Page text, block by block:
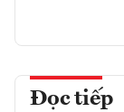
Đọc tiếp